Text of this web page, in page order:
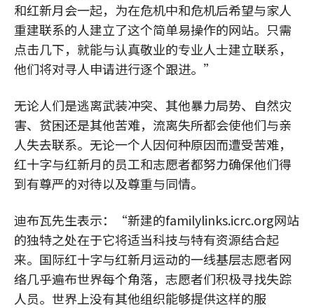
和红新月会一起，为在危机中和危机后希望与家人
重建联系的人建立了这个简单易操作的网站。只需
点击几下，就能与认真敬业的专业人士建立联系，
他们将对寻人申请进行逐个跟进。”
无论人们是逃离武装冲突、其他暴力局势、自然灾
害、贫困还是其他苦难，流离失所都会使他们与亲
人失去联系。无论一个人因何种原因而遭受苦难，
红十字与红新月的员工和志愿者都努力确保他们得
到有尊严的对待以及尊重与同情。
迪布瓦先生表示：“新建的familylinks.icrc.org网站
的独特之处在于它将适当科技与特有资源结合起
来。国际红十字与红新月运动的一线基层志愿者网
络几乎遍布世界每个角落，志愿者们积极寻找失踪
人员。世界上没有其他组织能够提供这样的服